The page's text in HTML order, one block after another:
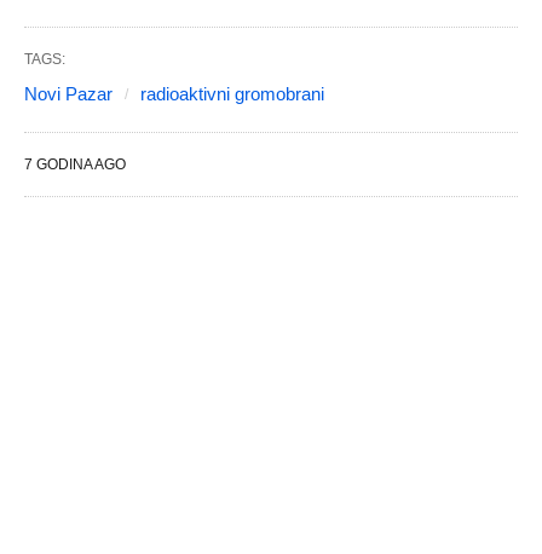
TAGS:
Novi Pazar radioaktivni gromobrani
7 GODINA AGO